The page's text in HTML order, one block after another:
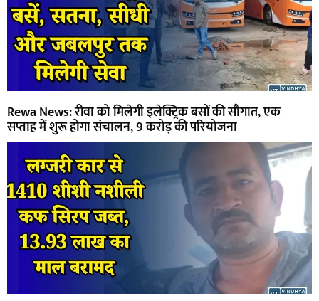
Rewa News: रीवा को मिलेगी इलेक्ट्रिक बसों की सौगात, एक
सप्ताह में शुरू होगा संचालन, 9 करोड़ की परियोजना